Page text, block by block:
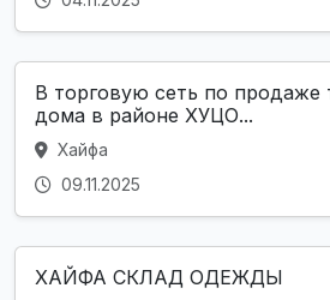
В торговую сеть по продаже
дома в районе ХУЦО...
Хайфа
09.11.2025
ХАЙФА СКЛАД ОДЕЖДЫ